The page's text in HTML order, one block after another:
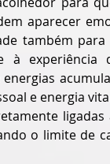
aparecer
também
à
e energia
o limite de